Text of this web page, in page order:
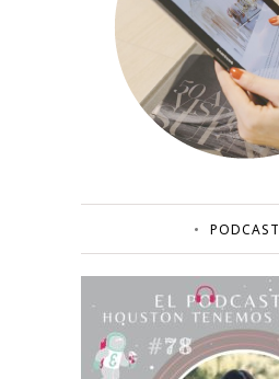
PODCAST